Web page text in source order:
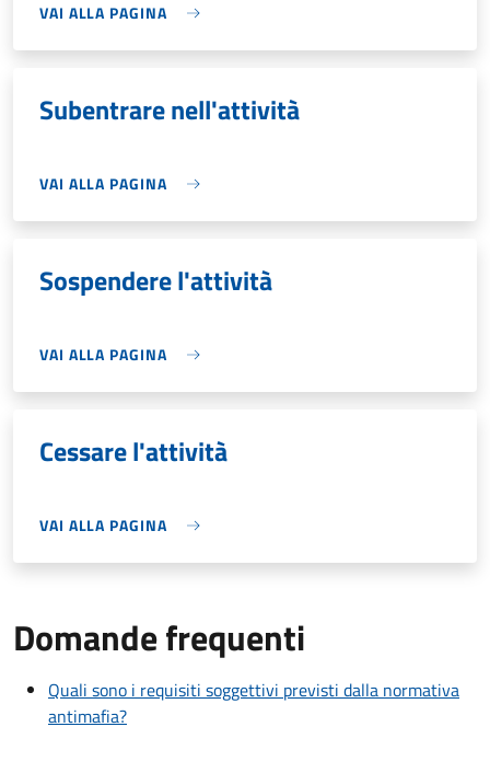
VAI ALLA PAGINA
Subentrare nell'attività
VAI ALLA PAGINA
Sospendere l'attività
VAI ALLA PAGINA
Cessare l'attività
VAI ALLA PAGINA
Domande frequenti
Quali sono i requisiti soggettivi previsti dalla normativa
antimafia?